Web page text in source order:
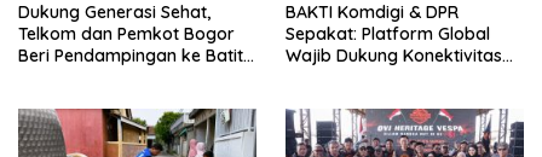
Dukung Generasi Sehat,
Telkom dan Pemkot Bogor
Beri Pendampingan ke Batita
BAKTI Komdigi & DPR
Sepakat: Platform Global
Wajib Dukung Konektivitas